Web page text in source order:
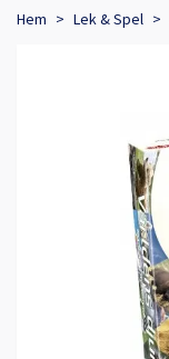
Hem Lek & Spel